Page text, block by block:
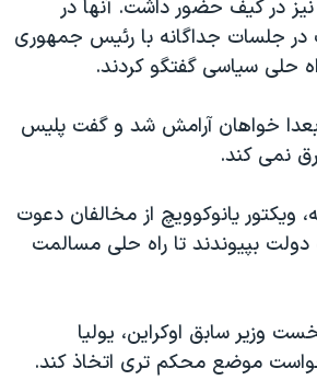
نیز در کیف حضور داشت. آنها در
جلسات جداگانه با رئیس جمهوری
حلی سیاسی گفتگو کردند.
بعدا خواهان آرامش شد و گفت پلیس
نمی کند.
ویکتور یانوکوویچ از مخالفان دعوت
دولت بپیوندند تا راه حلی مسالمت
وزیر سابق اوکراین، یولیا
موضع محکم تری اتخاذ کند.